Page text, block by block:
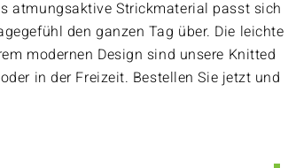
atmungsaktive Strickmaterial passt sich
den ganzen Tag über. Die leichte
modernen Design sind unsere Knitted
in der Freizeit. Bestellen Sie jetzt und